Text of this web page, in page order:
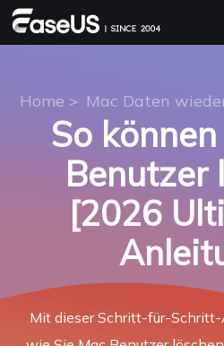
Home > Mac Daten
So
Benutzer
[2026
Mit dieser Schritt-für-